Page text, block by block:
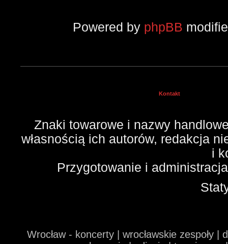
Powered by phpBB
Kontakt
Znaki towarowe i nazwy
własnością ich autorów, redakcja
i
Przygotowanie i
Wrocław - koncerty | wrocławskie zespoły